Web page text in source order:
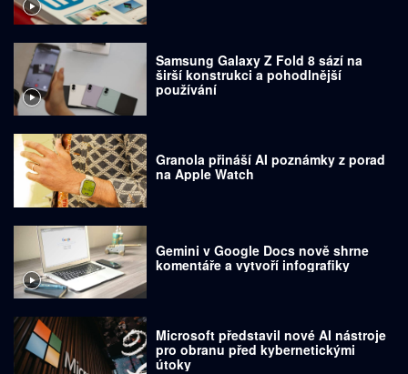
Samsung Galaxy Z Fold 8 sází na
širší konstrukci a pohodlnější
používání
Granola přináší AI poznámky z porad
na Apple Watch
Gemini v Google Docs nově shrne
komentáře a vytvoří infografiky
Microsoft představil nové AI nástroje
pro obranu před kybernetickými
útoky